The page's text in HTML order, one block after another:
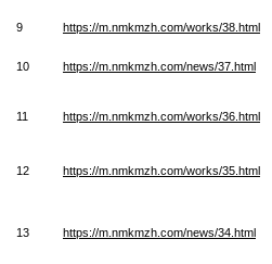
9 https://m.nmkmzh.com/works/38.html
10 https://m.nmkmzh.com/news/37.html
11 https://m.nmkmzh.com/works/36.html
12 https://m.nmkmzh.com/works/35.html
13 https://m.nmkmzh.com/news/34.html